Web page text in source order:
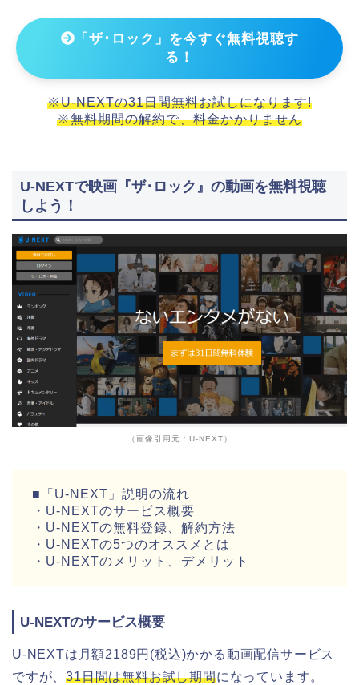
「ザ･ロック」を今すぐ無料視聴す
る！
※U-NEXTの31日間無料お試しになります!
※無料期間の解約で、料金かかりません
U-NEXTで映画『ザ･ロック』の動画を無料視聴
しよう！
（画像引用元：U-NEXT）
■「U-NEXT」説明の流れ
・U-NEXTのサービス概要
・U-NEXTの無料登録、解約方法
・U-NEXTの5つのオススメとは
・U-NEXTのメリット、デメリット
U-NEXTのサービス概要
U-NEXTは月額2189円(税込)かかる動画配信サービス
ですが、31日間は無料お試し期間になっています。